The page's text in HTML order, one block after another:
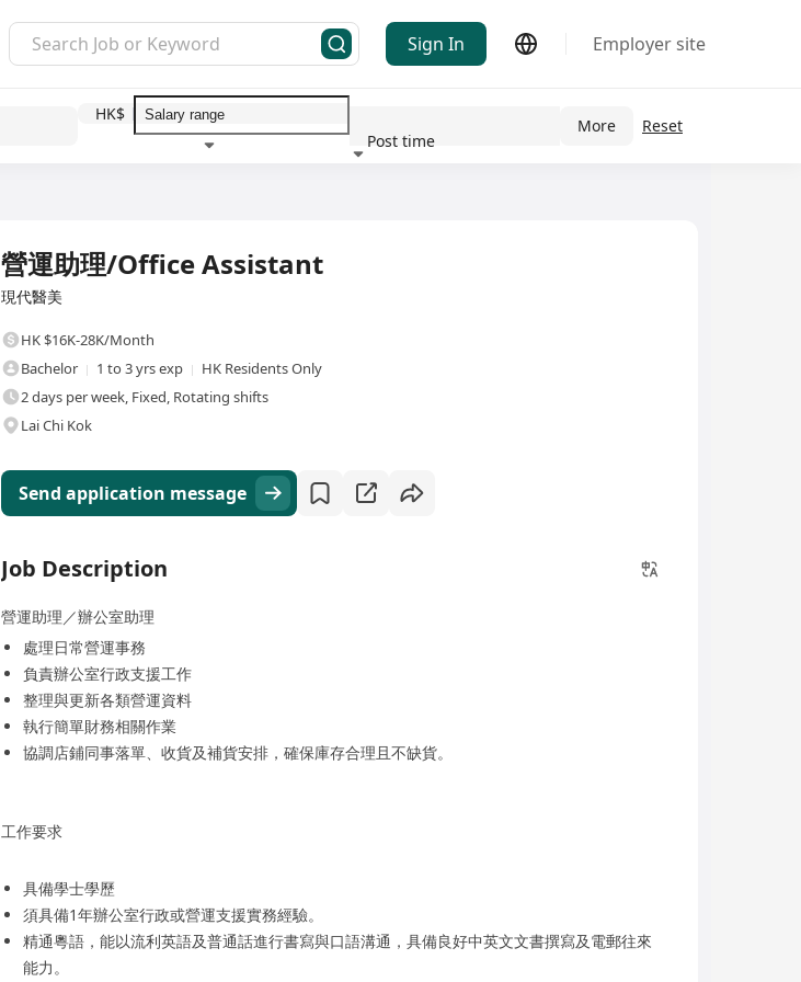
Sign In Employer site
HK$
Post time
More Reset
營運助理/Office Assistant
現代醫美
HK $16K-28K/Month
Bachelor
1 to 3 yrs exp
HK Residents Only
2 days per week, Fixed, Rotating shifts
Lai Chi Kok
Send application message
Job Description
營運助理／辦公室助理
處理日常營運事務
負責辦公室行政支援工作
整理與更新各類營運資料
執行簡單財務相關作業
協調店鋪同事落單、收貨及補貨安排，確保庫存合理且不缺貨。
工作要求
具備學士學歷
須具備1年辦公室行政或營運支援實務經驗。
精通粵語，能以流利英語及普通話進行書寫與口語溝通，具備良好中英文文書撰寫及電郵往來
能力。